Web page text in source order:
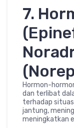
7.
Hormon-
dan terlibat
terhadap
jantung,
meningkatkan